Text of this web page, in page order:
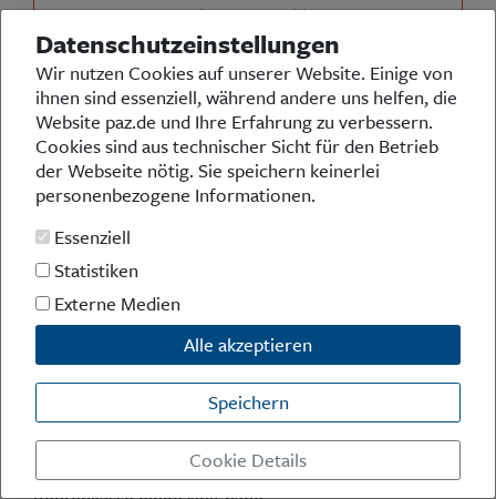
Anerkennungszahlung
Umfrage der Woche
Die Rente mit 63 wird derzeitkontrovers diskutiert.
Die Expertenkommission rät zur Abschaffung, was in
der aktuellen Gesetzesvorlage der Bundesregierung
entsprechend berücksichtigt wurde. Linke und Grüne
sind dagegen. Teile der SPD auch. Und nun
rebellieren auch drei CDU-Ministerpräsidenten aus
dem Osten. Wie denken Sie darüber?
Die Rente mit 63 muss bleiben, alles andere wäre
ungerecht
Die Rente mit 63 muss weg, sonst scheitert das
komplette Reformvorhaben
Ist mir eher egal, weil ich eh ausreichend privat
vorgesorgt und zusätzlich lange genug in die
Datenschutzeinstellungen
Wir nutzen Cookies auf unserer Website. Einige von
ihnen sind essenziell, während andere uns helfen, die
Website paz.de und Ihre Erfahrung zu verbessern.
Cookies sind aus technischer Sicht für den Betrieb
der Webseite nötig. Sie speichern keinerlei
personenbezogene Informationen.
Essenziell
Statistiken
Externe Medien
Alle akzeptieren
Speichern
Cookie Details